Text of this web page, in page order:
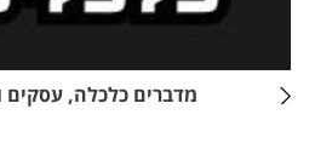
מדברים כלכלה, עסקים